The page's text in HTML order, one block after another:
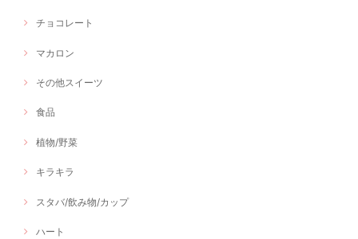
チョコレート
マカロン
その他スイーツ
食品
植物/野菜
キラキラ
スタバ/飲み物/カップ
ハート